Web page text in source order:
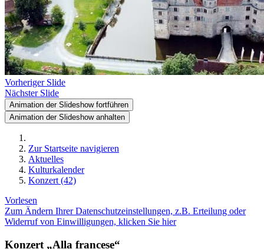
Vorheriger Slide
Nächster Slide
Animation der Slideshow fortführen
Animation der Slideshow anhalten
Zur Startseite navigieren
Aktuelles
Kulturkalender
Konzert (42)
Vorlesen
Zum Ändern Ihrer Datenschutzeinstellungen, z.B. Erteilung oder
Widerruf von Einwilligungen, klicken Sie hier
Konzert „Alla francese“